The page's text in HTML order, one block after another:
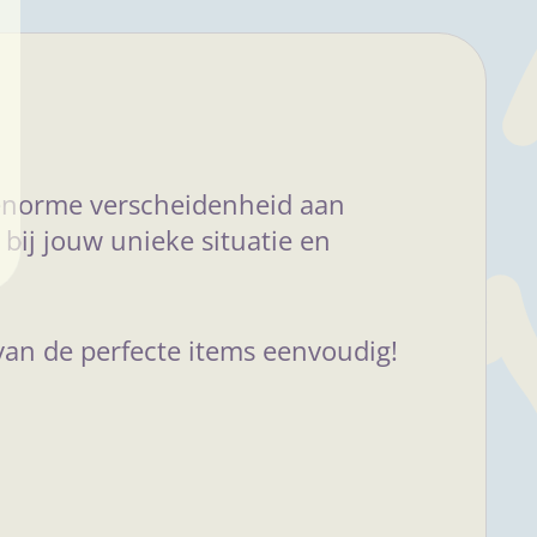
verscheidenheid aan
jouw unieke situatie en
de perfecte items eenvoudig!